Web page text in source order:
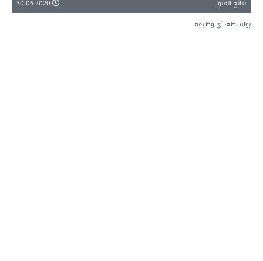
نتائج القبول
بواسطة: أي وظيفة